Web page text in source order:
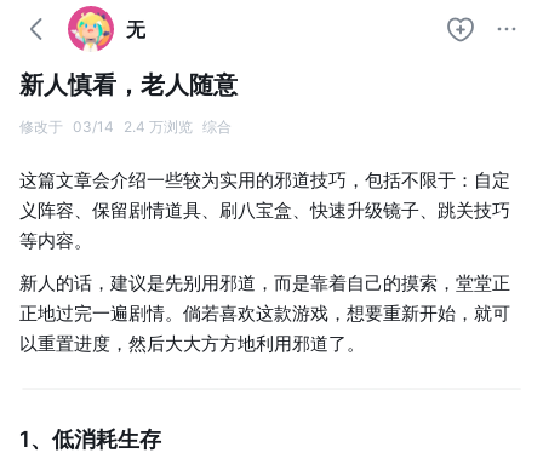
无
新人慎看，老人随意
修改于 03/14 2.4 万浏览 综合
这篇文章会介绍一些较为实用的邪道技巧，包括不限于：自定
义阵容、保留剧情道具、刷八宝盒、快速升级镜子、跳关技巧
等内容。
新人的话，建议是先别用邪道，而是靠着自己的摸索，堂堂正
正地过完一遍剧情。倘若喜欢这款游戏，想要重新开始，就可
以重置进度，然后大大方方地利用邪道了。
1、低消耗生存